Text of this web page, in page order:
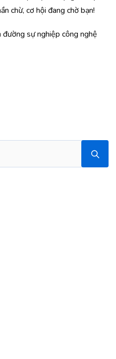
chừ, cơ hội đang chờ bạn!
đường sự nghiệp công nghệ